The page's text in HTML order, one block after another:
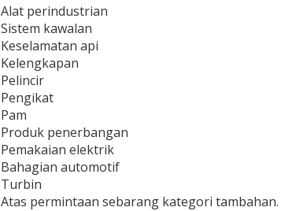
Alat perindustrian
Sistem kawalan
Keselamatan api
Kelengkapan
Pelincir
Pengikat
Pam
Produk penerbangan
Pemakaian elektrik
Bahagian automotif
Turbin
Atas permintaan sebarang kategori tambahan.